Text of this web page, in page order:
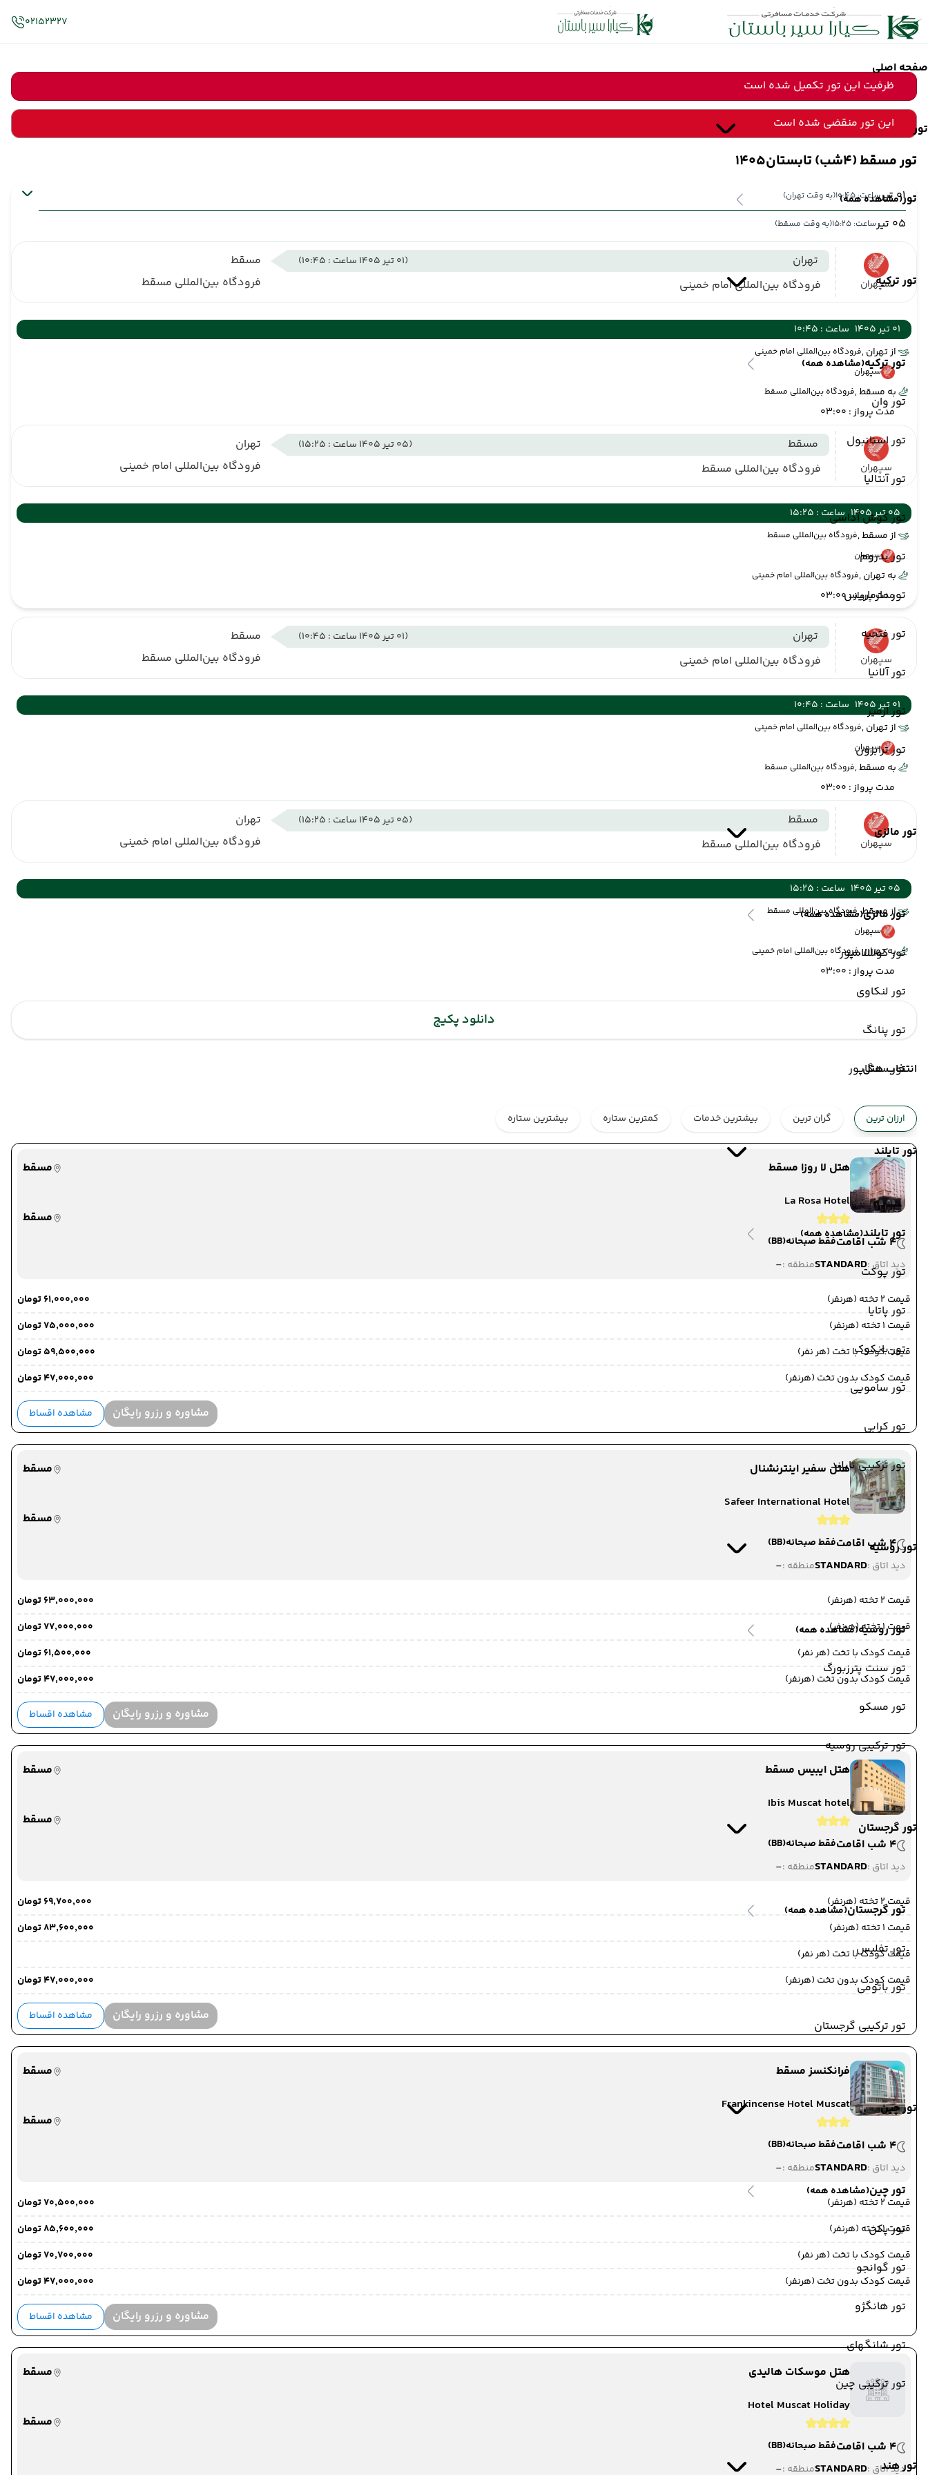
صفحه اصلی
تور
تور(مشاهده همه)
تور ترکیه
تور ترکیه(مشاهده همه)
تور وان
تور استانبول
تور آنتالیا
تور کوش آداسی
تور بدروم
تور مارماریس
تور فتحیه
تور آلانیا
تور ازمیر
تور ترابزون
تور مالزی
تور مالزی(مشاهده همه)
تور کوالالامپور
تور لنکاوی
تور پنانگ
تور سنگاپور
تور تایلند
تور تایلند(مشاهده همه)
تور پوکت
تور پاتایا
تور بانکوک
تور سامویی
تور کرابی
تور ترکیبی تایلند
تور روسیه
تور روسیه(مشاهده همه)
تور سنت پترزبورگ
تور مسکو
تور ترکیبی روسیه
تور گرجستان
تور گرجستان(مشاهده همه)
تور تفلیس
تور باتومی
تور ترکیبی گرجستان
تور چین
تور چین(مشاهده همه)
تور پکن
تور گوانجو
تور هانگژو
تور شانگهای
تور ترکیبی چین
تور هند
02152327
ظرفیت این تور تکمیل شده است
این تور منقضی شده است
تور مسقط (4شب) تابستان1405
01 تیر ساعت: 10:45 (به وقت تهران)
05 تیر ساعت: 15:25 (به وقت مسقط)
سپهران
تهران (01 تیر 1405 ساعت : 10:45)
فرودگاه بین‌المللی امام خمینی
مسقط
فرودگاه بین‌المللی مسقط
01 تیر 1405
ساعت : 10:45
از تهران ,فرودگاه بین‌المللی امام خمینی
سپهران
به مسقط ,فرودگاه بین‌المللی مسقط
مدت پرواز : 03:00
سپهران
مسقط (05 تیر 1405 ساعت : 15:25)
فرودگاه بین‌المللی مسقط
تهران
فرودگاه بین‌المللی امام خمینی
05 تیر 1405
ساعت : 15:25
از مسقط ,فرودگاه بین‌المللی مسقط
سپهران
به تهران ,فرودگاه بین‌المللی امام خمینی
مدت پرواز : 03:00
سپهران
تهران (01 تیر 1405 ساعت : 10:45)
فرودگاه بین‌المللی امام خمینی
مسقط
فرودگاه بین‌المللی مسقط
01 تیر 1405
ساعت : 10:45
از تهران ,فرودگاه بین‌المللی امام خمینی
سپهران
به مسقط ,فرودگاه بین‌المللی مسقط
مدت پرواز : 03:00
سپهران
مسقط (05 تیر 1405 ساعت : 15:25)
فرودگاه بین‌المللی مسقط
تهران
فرودگاه بین‌المللی امام خمینی
05 تیر 1405
ساعت : 15:25
از مسقط ,فرودگاه بین‌المللی مسقط
سپهران
به تهران ,فرودگاه بین‌المللی امام خمینی
مدت پرواز : 03:00
دانلود پکیج
انتخاب هتل
ارزان ترین گران ترین بیشترین خدمات کمترین ستاره بیشترین ستاره
هتل لا روزا مسقط
مسقط
La Rosa Hotel
مسقط
4 شب اقامت
فقط صبحانه(BB)
دید اتاق :STANDARDمنطقه :-
قیمت 2 تخته (هرنفر)
۶۱٬۰۰۰٬۰۰۰ تومان
قیمت 1 تخته (هرنفر)
۷۵٬۰۰۰٬۰۰۰ تومان
قیمت کودک با تخت (هر نفر)
۵۹٬۵۰۰٬۰۰۰ تومان
قیمت کودک بدون تخت (هرنفر)
۴۷٬۰۰۰٬۰۰۰ تومان
مشاوره و رزرو رایگان مشاهده اقساط
هتل سفیر اینترنشنال
مسقط
Safeer International Hotel
مسقط
4 شب اقامت
فقط صبحانه(BB)
دید اتاق :STANDARDمنطقه :-
قیمت 2 تخته (هرنفر)
۶۳٬۰۰۰٬۰۰۰ تومان
قیمت 1 تخته (هرنفر)
۷۷٬۰۰۰٬۰۰۰ تومان
قیمت کودک با تخت (هر نفر)
۶۱٬۵۰۰٬۰۰۰ تومان
قیمت کودک بدون تخت (هرنفر)
۴۷٬۰۰۰٬۰۰۰ تومان
مشاوره و رزرو رایگان مشاهده اقساط
هتل ایبیس مسقط
مسقط
Ibis Muscat hotel
مسقط
4 شب اقامت
فقط صبحانه(BB)
دید اتاق :STANDARDمنطقه :-
قیمت 2 تخته (هرنفر)
۶۹٬۷۰۰٬۰۰۰ تومان
قیمت 1 تخته (هرنفر)
۸۳٬۶۰۰٬۰۰۰ تومان
قیمت کودک با تخت (هر نفر)
قیمت کودک بدون تخت (هرنفر)
۴۷٬۰۰۰٬۰۰۰ تومان
مشاوره و رزرو رایگان مشاهده اقساط
فرانکنسز مسقط
مسقط
Frankincense Hotel Muscat
مسقط
4 شب اقامت
فقط صبحانه(BB)
دید اتاق :STANDARDمنطقه :-
قیمت 2 تخته (هرنفر)
۷۰٬۵۰۰٬۰۰۰ تومان
قیمت 1 تخته (هرنفر)
۸۵٬۶۰۰٬۰۰۰ تومان
قیمت کودک با تخت (هر نفر)
۷۰٬۷۰۰٬۰۰۰ تومان
قیمت کودک بدون تخت (هرنفر)
۴۷٬۰۰۰٬۰۰۰ تومان
مشاوره و رزرو رایگان مشاهده اقساط
هتل موسکات هالیدی
مسقط
Hotel Muscat Holiday
مسقط
4 شب اقامت
فقط صبحانه(BB)
دید اتاق :STANDARDمنطقه :-